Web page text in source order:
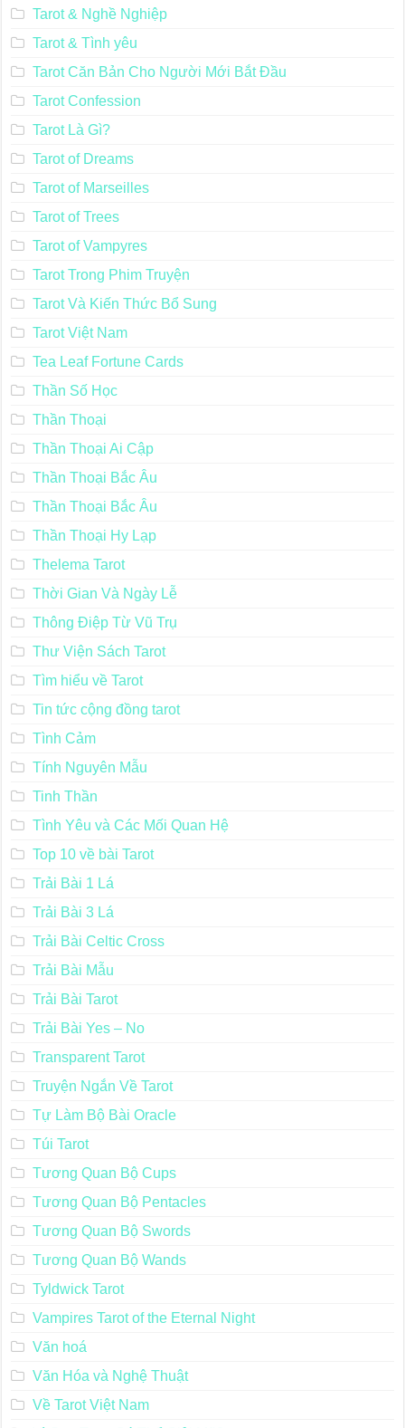
Tarot & Nghề Nghiệp
Tarot & Tình yêu
Tarot Căn Bản Cho Người Mới Bắt Đầu
Tarot Confession
Tarot Là Gì?
Tarot of Dreams
Tarot of Marseilles
Tarot of Trees
Tarot of Vampyres
Tarot Trong Phim Truyện
Tarot Và Kiến Thức Bổ Sung
Tarot Việt Nam
Tea Leaf Fortune Cards
Thần Số Học
Thần Thoại
Thần Thoại Ai Cập
Thần Thoại Bắc Âu
Thần Thoại Bắc Âu
Thần Thoại Hy Lạp
Thelema Tarot
Thời Gian Và Ngày Lễ
Thông Điệp Từ Vũ Trụ
Thư Viện Sách Tarot
Tìm hiểu về Tarot
Tin tức cộng đồng tarot
Tình Cảm
Tính Nguyên Mẫu
Tinh Thần
Tình Yêu và Các Mối Quan Hệ
Top 10 về bài Tarot
Trải Bài 1 Lá
Trải Bài 3 Lá
Trải Bài Celtic Cross
Trải Bài Mẫu
Trải Bài Tarot
Trải Bài Yes – No
Transparent Tarot
Truyện Ngắn Về Tarot
Tự Làm Bộ Bài Oracle
Túi Tarot
Tương Quan Bộ Cups
Tương Quan Bộ Pentacles
Tương Quan Bộ Swords
Tương Quan Bộ Wands
Tyldwick Tarot
Vampires Tarot of the Eternal Night
Văn hoá
Văn Hóa và Nghệ Thuật
Về Tarot Việt Nam